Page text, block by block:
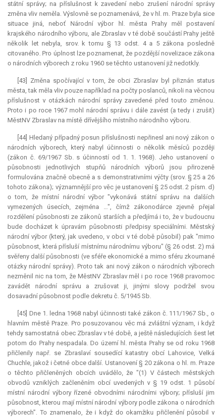
státní správy; na příslušnost k zavedení nebo zrušení národní správy
změna vliv neměla. Výslovně se poznamenává, že v hl. m. Praze byla sice
situace jiná, neboť Národní výbor hl. města Prahy měl postavení
krajského národního výboru, ale Zbraslav v té době součástí Prahy ještě
několik let nebyla, srov. k tomu § 13 odst. 4 a 5 zákona posledně
citovaného. Pro úplnost lze poznamenat, že pozdější novelizace zákona
o národních výborech z roku 1960 se těchto ustanovení již nedotkly.
[43] Změna spočívající v tom, že obci Zbraslav byl přiznán status
města, tak měla vliv pouze například na počty poslanců, nikoli na věcnou
příslušnost v otázkách národní správy zavedené před touto změnou.
Proto i po roce 1967 mohl národní správu i dále zavést (a tedy i zrušit)
MěstNV Zbraslav na místě dřívějšího místního národního výboru.
[44] Hledaný případný posun příslušnosti nepřinesl ani nový zákon o
národních výborech, který nabyl účinnosti o několik měsíců později
(zákon č. 69/1967 Sb. s účinností od 1. 1. 1968). Jeho ustanovení o
působnosti jednotlivých stupňů národních výborů jsou přirozeně
formulována značně obecně a s demonstrativními výčty (srov. § 25 a 26
tohoto zákona); významnější pro věc je ustanovení § 25 odst. 2 písm. d)
o tom, že místní národní výbor "vykonává státní správu na dalších
vymezených úsecích, zejména …", čímž zákonodárce zjevně přejal
rozdělení působnosti ze zákonů starších a předjímá i to, že v budoucnu
bude docházet k úpravám působnosti předpisy speciálními. Městský
národní výbor (který, jak uvedeno, v obci v té době působil) pak "mimo
působnost, která přísluší místnímu národnímu výboru" (§ 26 odst. 2) má
svěřeny další působnosti (ve sféře ekonomické a mimo sféru zkoumané
otázky národní správy). Proto tak ani nový zákon o národních výborech
nezměnil nic na tom, že MěstNV Zbraslav měl i po roce 1968 pravomoc
zavádět národní správu a zrušovat ji, jinými slovy podržel svou
dosavadní působnost podle dekretu č. 5/1945 Sb.
[45] Dne 1. ledna 1968 nabyl účinnosti také zákon č. 111/1967 Sb., o
hlavním městě Praze. Pro posuzovanou věc má zvláštní význam, i když
tehdy samostatná obec Zbraslav v té době, a ještě následujících šest let
potom do Prahy nespadala. Do území hl. města Prahy se od roku 1968
přičlenily např. se Zbraslaví sousedící katastry obcí Lahovice, Velká
Chuchle, jakož i četné obce další. Ustanovení § 20 zákona o hl. m. Praze
o těchto přičleněných obcích uvádělo, že "(1) V částech městských
obvodů vzniklých začleněním obcí uvedených v § 19 odst. 1 působí
místní národní výbory řízené obvodními národními výbory; přísluší jim
působnost, kterou mají místní národní výbory podle zákona o národních
výborech". To znamenalo, že i když do okamžiku přičlenění působil v